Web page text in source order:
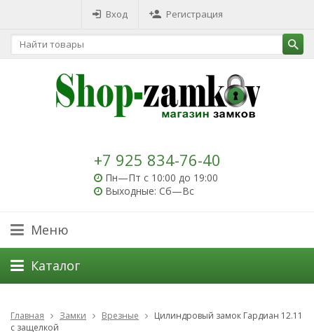
Вход Регистрация
+7 925 834-76-40
Пн—Пт с 10:00 до 19:00
Выходные: Сб—Вс
Меню
Каталог
Главная Замки Врезные
Цилиндровый замок Гардиан 12.11
с защелкой